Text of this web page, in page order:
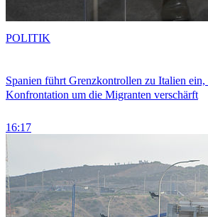
Spanien führt Grenzkontrollen zu Italien
Konfrontation um die Migranten verschärft
16:17
POLITIK